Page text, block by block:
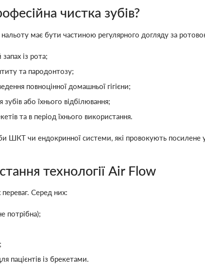
чистка зубів?
нальоту має бути частиною регулярного догляду за
із рота;
та пародонтозу;
повноцінної домашньої гігієни;
або їхнього відбілювання;
та в період їхнього використання.
ШКТ чи ендокринної системи, які провокують
технології Air Flow
Серед них:
потрібна);
пацієнтів із брекетами.